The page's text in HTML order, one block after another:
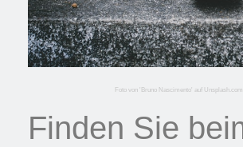
Foto von 'Bruno Nascimento' auf Unsplash.com
Finden Sie